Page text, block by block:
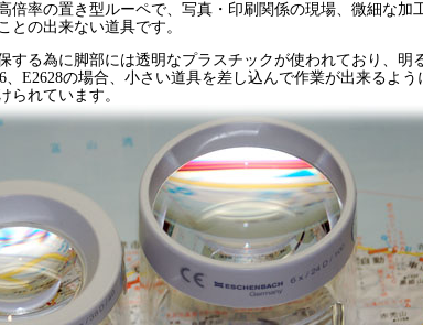
倍率の置き型ルーペで、写真・印刷関係の現場、微細な加
との出来ない道具です。
する為に脚部には透明なプラスチックが使われており、明
、E2628の場合、小さい道具を差し込んで作業が出来るよう
られています。